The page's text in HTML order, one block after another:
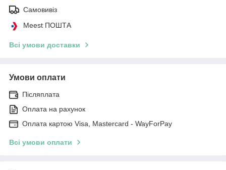
Самовивіз
Meest ПОШТА
Всі умови доставки
Умови оплати
Післяплата
Оплата на рахунок
Оплата картою Visa, Mastercard - WayForPay
Всі умови оплати